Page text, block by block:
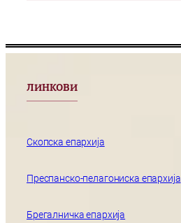
ЛИНКОВИ
Скопска епархија
Преспанско-пелагониска епархија
Брегалничка епархија